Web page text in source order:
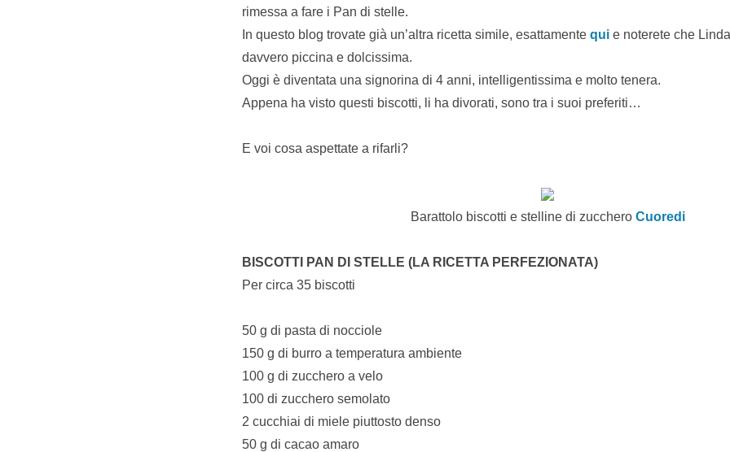
rimessa a fare i Pan di stelle.
In questo blog trovate già un’altra ricetta simile, esattamente qui e noterete che
davvero piccina e dolcissima.
Oggi è diventata una signorina di 4 anni, intelligentissima e molto tenera.
Appena ha visto questi biscotti, li ha divorati, sono tra i suoi preferiti…
E voi cosa aspettate a rifarli?
Barattolo biscotti e stelline di zucchero Cuoredi
BISCOTTI PAN DI STELLE (LA RICETTA PERFEZIONATA)
Per circa 35 biscotti
50 g di pasta di nocciole
150 g di burro a temperatura ambiente
100 g di zucchero a velo
100 di zucchero semolato
2 cucchiai di miele piuttosto denso
50 g di cacao amaro